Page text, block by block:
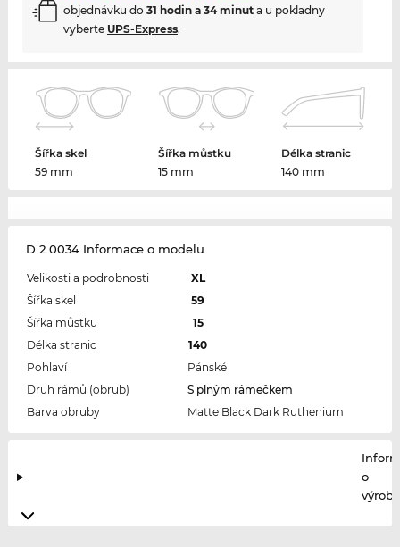
objednávku do 31 hodin a 34 minuta u pokladny
vyberte UPS-Express.
Šířka skel
59 mm
Šířka můstku
15 mm
Délka stranic
140 mm
D 2 0034 Informace o modelu
Velikosti a podrobnosti
XL
Šířka skel
59
Šířka můstku
15
Délka stranic
140
Pohlaví
Pánské
Druh rámů (obrub)
S plným rámečkem
Barva obruby
Matte Black Dark Ruthenium
o